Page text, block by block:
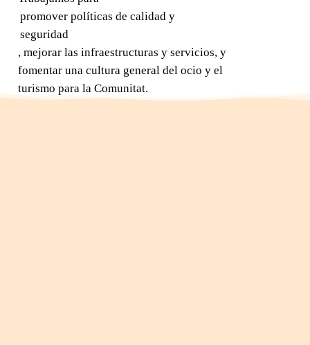
promover políticas de calidad y
seguridad
, mejorar las infraestructuras y servicios, y
fomentar una cultura general del ocio y el
turismo para la Comunitat.